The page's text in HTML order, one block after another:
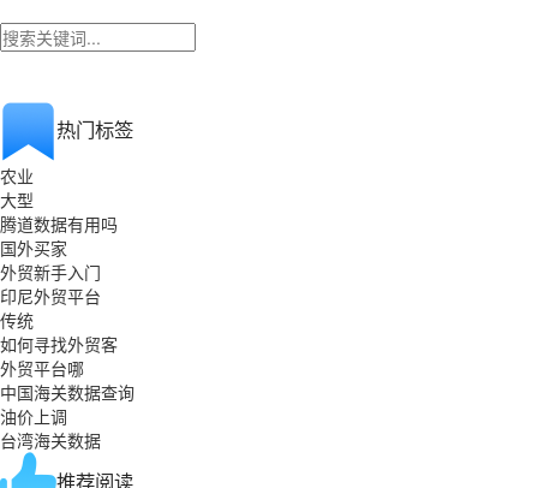
热门标签
农业
大型
腾道数据有用吗
国外买家
外贸新手入门
印尼外贸平台
传统
如何寻找外贸客
外贸平台哪
中国海关数据查询
油价上调
台湾海关数据
推荐阅读